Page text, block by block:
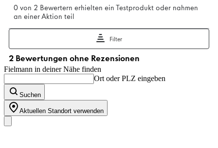
Fielmann in deiner Nähe finden
Ort oder PLZ eingeben
Suchen
Aktuellen Standort verwenden